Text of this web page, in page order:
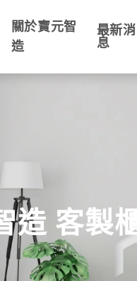
關於寶元智
造
最新消
息
造 客製